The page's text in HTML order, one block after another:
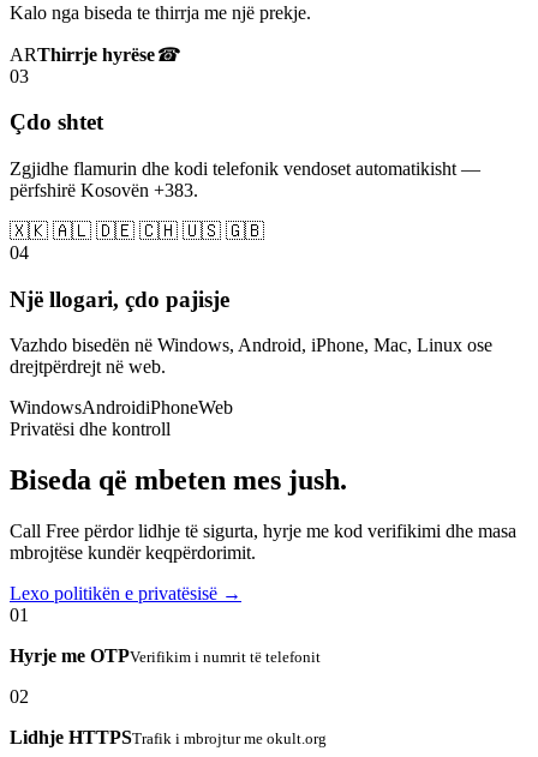
Kalo nga biseda te thirrja me një prekje.
ARThirrje hyrëse☎
03
Çdo shtet
Zgjidhe flamurin dhe kodi telefonik vendoset automatikisht —
përfshirë Kosovën +383.
🇽🇰 🇦🇱 🇩🇪 🇨🇭 🇺🇸 🇬🇧
04
Një llogari, çdo pajisje
Vazhdo bisedën në Windows, Android, iPhone, Mac, Linux ose
drejtpërdrejt në web.
WindowsAndroidiPhoneWeb
Privatësi dhe kontroll
Biseda që mbeten mes jush.
Call Free përdor lidhje të sigurta, hyrje me kod verifikimi dhe masa
mbrojtëse kundër keqpërdorimit.
Lexo politikën e privatësisë →
01
Hyrje me OTPVerifikim i numrit të telefonit
02
Lidhje HTTPSTrafik i mbrojtur me okult.org